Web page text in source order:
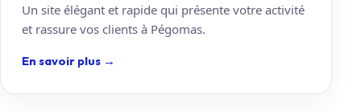
Un site élégant et rapide qui présente votre activité
et rassure vos clients à Pégomas.
En savoir plus →